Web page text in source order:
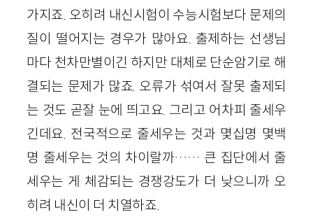
가지죠. 오히려 내신시험이 수능시험보다 문제의
질이 떨어지는 경우가 많아요. 출제하는 선생님
마다 천차만별이긴 하지만 대체로 단순암기로 해
결되는 문제가 많죠. 오류가 섞여서 잘못 출제되
는 것도 곧잘 눈에 띄고요. 그리고 어차피 줄세우
긴데요. 전국적으로 줄세우는 것과 몇십명 몇백
명 줄세우는 것의 차이랄까…… 큰 집단에서 줄
세우는 게 체감되는 경쟁강도가 더 낮으니까 오
히려 내신이 더 치열하죠.